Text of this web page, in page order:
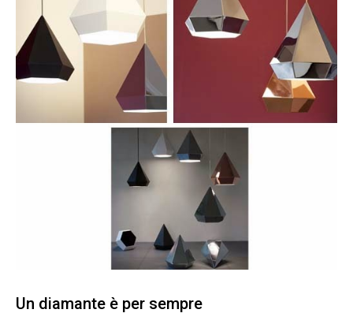
Un diamante è per sempre